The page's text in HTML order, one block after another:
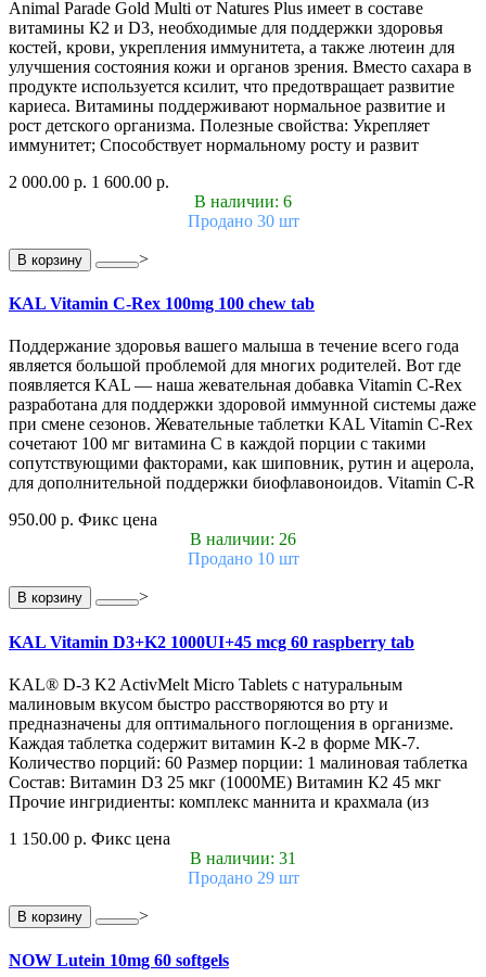
Animal Parade Gold Multi от Natures Plus имеет в составе
витамины К2 и D3, необходимые для поддержки здоровья
костей, крови, укрепления иммунитета, а также лютеин для
улучшения состояния кожи и органов зрения. Вместо сахара в
продукте используется ксилит, что предотвращает развитие
кариеса. Витамины поддерживают нормальное развитие и
рост детского организма. Полезные свойства: Укрепляет
иммунитет; Способствует нормальному росту и развит
2 000.00 р. 1 600.00 р.
В наличии: 6
Продано 30 шт
В корзину >
KAL Vitamin C-Rex 100mg 100 chew tab
Поддержание здоровья вашего малыша в течение всего года
является большой проблемой для многих родителей. Вот где
появляется KAL — наша жевательная добавка Vitamin C-Rex
разработана для поддержки здоровой иммунной системы даже
при смене сезонов. Жевательные таблетки KAL Vitamin C-Rex
сочетают 100 мг витамина C в каждой порции с такими
сопутствующими факторами, как шиповник, рутин и ацерола,
для дополнительной поддержки биофлавоноидов. Vitamin C-R
950.00 р. Фикс цена
В наличии: 26
Продано 10 шт
В корзину >
KAL Vitamin D3+K2 1000UI+45 mcg 60 raspberry tab
KAL® D-3 K2 ActivMelt Micro Tablets с натуральным
малиновым вкусом быстро расстворяются во рту и
предназначены для оптимального поглощения в организме.
Каждая таблетка содержит витамин К-2 в форме МК-7.
Количество порций: 60 Размер порции: 1 малиновая таблетка
Состав: Витамин D3 25 мкг (1000МЕ) Витамин К2 45 мкг
Прочие ингридиенты: комплекс маннита и крахмала (из
1 150.00 р. Фикс цена
В наличии: 31
Продано 29 шт
В корзину >
NOW Lutein 10mg 60 softgels